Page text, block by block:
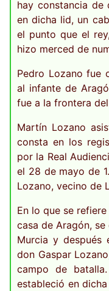
hay constancia de
en dicha lid, un
el punto que el
hizo merced de
Pedro Lozano fue
al infante de
fue a la frontera
Martín Lozano
consta en los
por la Real
el 28 de mayo de
Lozano, vecino de
En lo que se
casa de Aragón,
Murcia y después
don Gaspar
campo de
estableció en